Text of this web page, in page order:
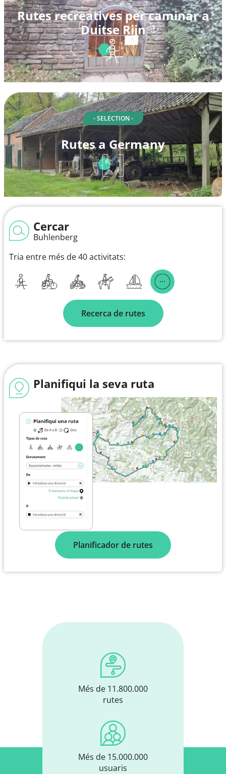
Rutes recreatives per caminar a
Duitse Rijn
- SELECTION -
Rutes a Germany
Cercar
Buhlenberg
Tria entre més de 40 activitats:
Recerca de rutes
Planifiqui la seva ruta
Planificador de rutes
Més de 11.800.000
rutes
Més de 15.000.000
usuaris